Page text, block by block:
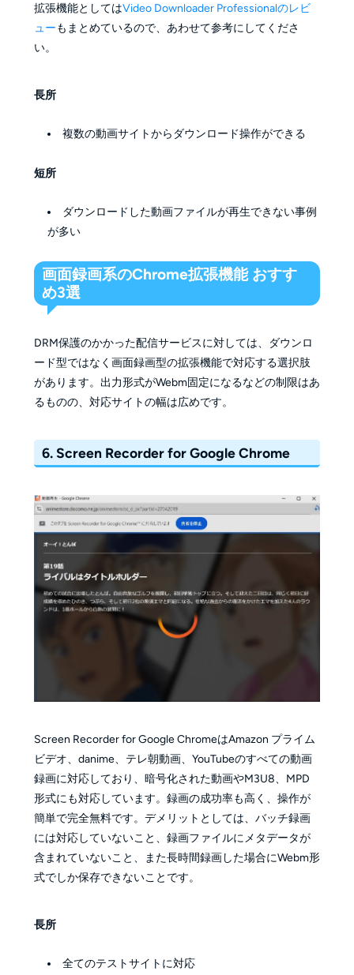
拡張機能としてはVideo Downloader Professionalのレビ
ューもまとめているので、あわせて参考にしてくださ
い。
長所
複数の動画サイトからダウンロード操作ができる
短所
ダウンロードした動画ファイルが再生できない事例
が多い
画面録画系のChrome拡張機能 おすす
め3選
DRM保護のかかった配信サービスに対しては、ダウンロ
ード型ではなく画面録画型の拡張機能で対応する選択肢
があります。出力形式がWebm固定になるなどの制限はあ
るものの、対応サイトの幅は広めです。
6. Screen Recorder for Google Chrome
Screen Recorder for Google ChromeはAmazon プライム
ビデオ、danime、テレ朝動画、YouTubeのすべての動画
録画に対応しており、暗号化された動画やM3U8、MPD
形式にも対応しています。録画の成功率も高く、操作が
簡単で完全無料です。デメリットとしては、バッチ録画
には対応していないこと、録画ファイルにメタデータが
含まれていないこと、また長時間録画した場合にWebm形
式でしか保存できないことです。
長所
全てのテストサイトに対応